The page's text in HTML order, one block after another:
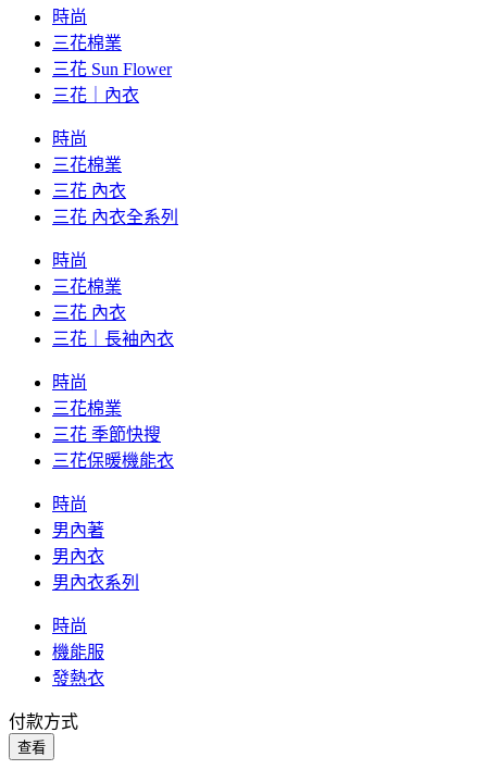
時尚
三花棉業
三花 Sun Flower
三花｜內衣
時尚
三花棉業
三花 內衣
三花 內衣全系列
時尚
三花棉業
三花 內衣
三花｜長袖內衣
時尚
三花棉業
三花 季節快搜
三花保暖機能衣
時尚
男內著
男內衣
男內衣系列
時尚
機能服
發熱衣
付款方式
查看